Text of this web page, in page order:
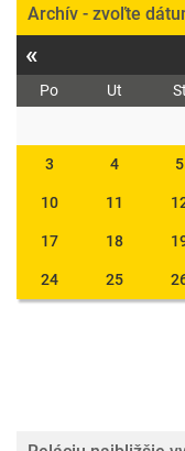
Archív - zvoľte
«
Po Ut St
3 4 5
10 11
17 18
24 25